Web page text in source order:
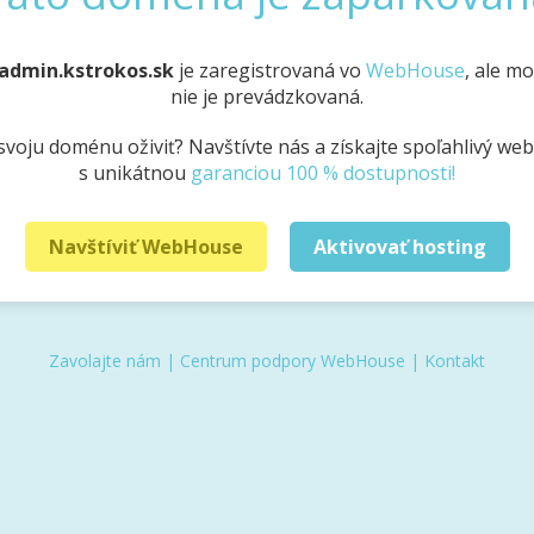
admin.kstrokos.skje zaregistrovaná vo WebHouse, ale
nie je prevádzkovaná.
doménu oživiť? Navštívte nás a získajte spoľahlivý
s unikátnou garanciou 100 % dostupnosti!
Navštíviť WebHouse Aktivovať hosting
Zavolajte nám | Centrum podpory WebHouse | Kontakt